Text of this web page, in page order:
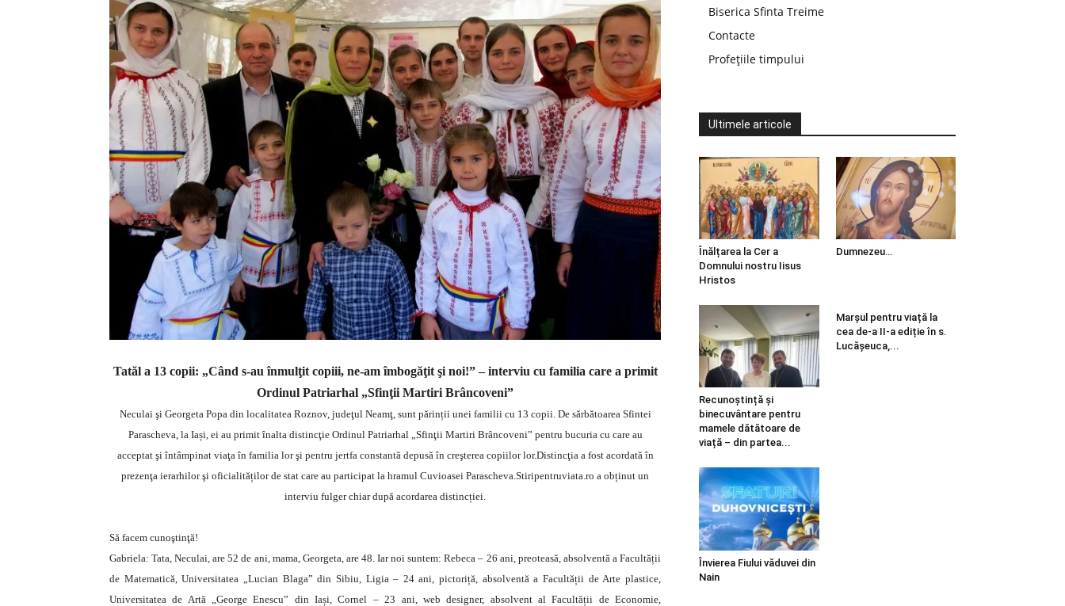
Tatăl a 13 copii: „Când s-au înmulţit copiii, ne-am îmbogăţit şi noi!” – interviu cu familia care a primit
Ordinul Patriarhal „Sfinţii Martiri Brâncoveni”
Neculai şi Georgeta Popa din localitatea Roznov, judeţul Neamţ, sunt părinții unei familii cu 13 copii. De sărbătoarea Sfintei
Parascheva, la Iași, ei au primit înalta distincţie Ordinul Patriarhal „Sfinţii Martiri Brâncoveni” pentru bucuria cu care au
acceptat şi întâmpinat viaţa în familia lor şi pentru jertfa constantă depusă în creşterea copiilor lor.Distincţia a fost acordată în
prezenţa ierarhilor şi oficialităților de stat care au participat la hramul Cuvioasei Parascheva.Stiripentruviata.ro a obținut un
interviu fulger chiar după acordarea distincției.
Să facem cunoştinţă!
Gabriela: Tata, Neculai, are 52 de ani, mama, Georgeta, are 48. Iar noi suntem: Rebeca – 26 ani, preoteasă, absolventă a Facultății
de Matematică, Universitatea „Lucian Blaga” din Sibiu, Ligia – 24 ani, pictoriță, absolventă a Facultății de Arte plastice,
Universitatea de Artă „George Enescu” din Iași, Cornel – 23 ani, web designer, absolvent al Facultății de Economie,
Biserica Sfinta Treime
Contacte
Profețiile timpului
Ultimele articole
Înălțarea la Cer a
Domnului nostru Iisus
Hristos
Dumnezeu…
Recunoștință și
binecuvântare pentru
mamele dătătoare de
viață – din partea...
Marșul pentru viață la
cea de-a II-a ediție în s.
Lucășeuca,...
Învierea Fiului văduvei din
Nain